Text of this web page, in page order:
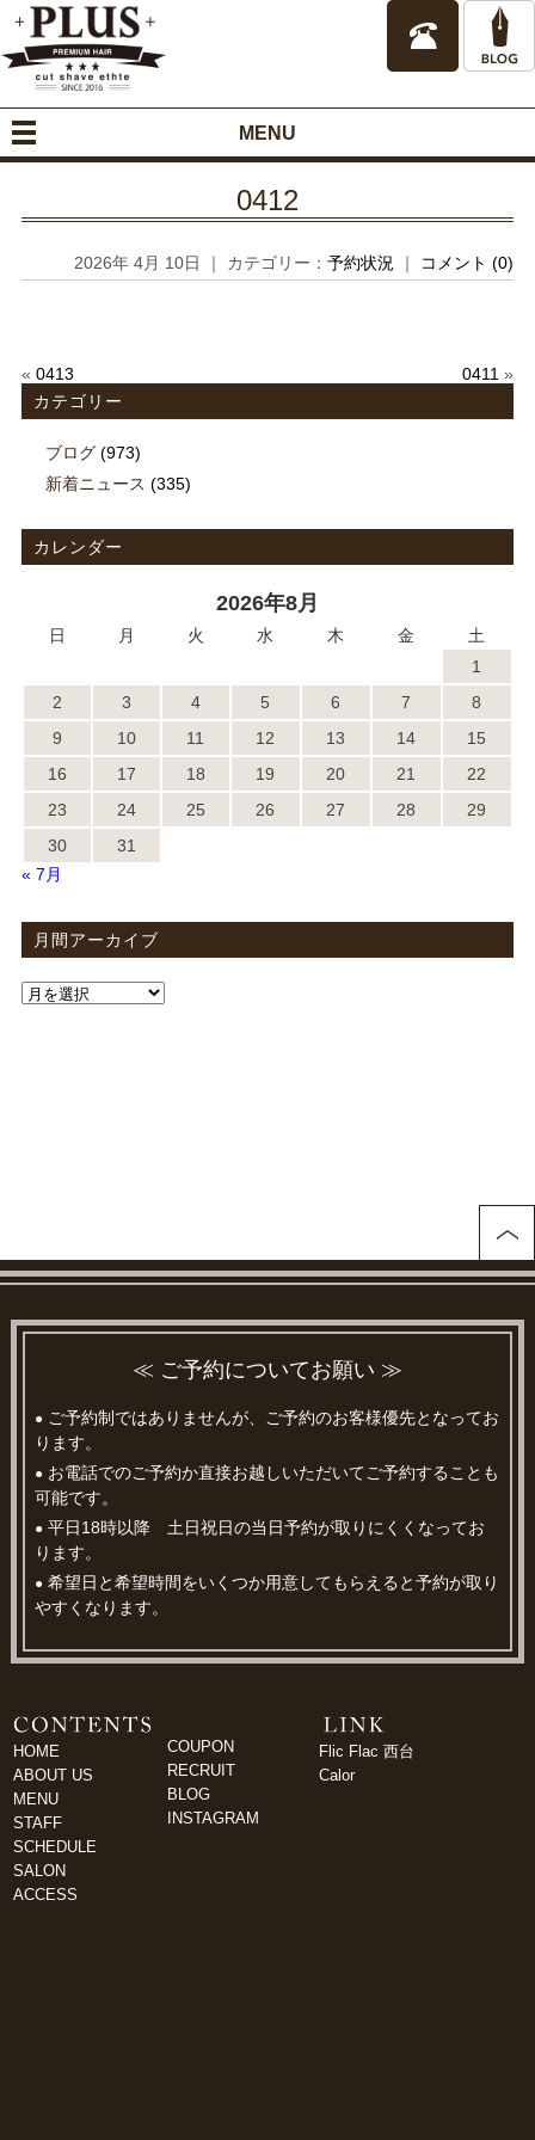
MENU
0412
2026年 4月 10日 ｜ カテゴリー：予約状況 ｜ コメント (0)
« 0413 0411 »
カテゴリー
ブログ(973)
新着ニュース (335)
カレンダー
2026年8月
日 月 火 水 木 金
土
1
2
3 4 5 6 7
8
9
10 11 12 13 14
15
16
17 18 19 20 21
22
23
24 25 26 27 28
29
30
31
« 7月
月間アーカイブ
≪ ご予約についてお願い ≫
● ご予約制ではありませんが、ご予約のお客様優先となってお
ります。
● お電話でのご予約か直接お越しいただいてご予約することも
可能です。
● 平日18時以降 土日祝日の当日予約が取りにくくなってお
ります。
● 希望日と希望時間をいくつか用意してもらえると予約が取り
やすくなります。
HOME
ABOUT US
MENU
STAFF
SCHEDULE
SALON
ACCESS
COUPON
RECRUIT
BLOG
INSTAGRAM
Flic Flac 西台
Calor